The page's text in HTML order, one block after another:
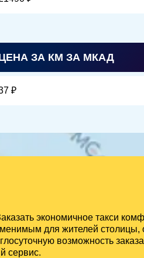
ЗА КМ ЗА МКАД
₽
экономичное такси
для жителей столицы,
возможность заказа
сервис.